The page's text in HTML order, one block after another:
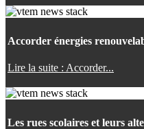
Accorder énergies
Lire la suite : Accorder...
Les rues scolaires et leurs